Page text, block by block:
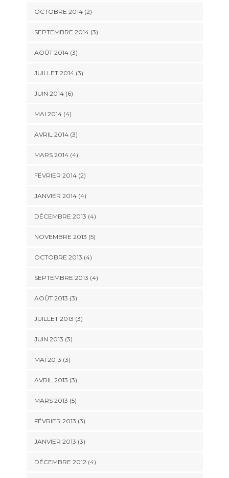
OCTOBRE 2014(2)
SEPTEMBRE 2014(3)
AOÛT 2014(3)
JUILLET 2014(3)
JUIN 2014(6)
MAI 2014(4)
AVRIL 2014(3)
MARS 2014(4)
FÉVRIER 2014(2)
JANVIER 2014(4)
DÉCEMBRE 2013 (4)
NOVEMBRE 2013 (5)
OCTOBRE 2013 (4)
SEPTEMBRE 2013 (4)
AOÛT 2013 (3)
JUILLET 2013 (3)
JUIN 2013 (3)
MAI 2013 (3)
AVRIL 2013 (3)
MARS 2013 (5)
FÉVRIER 2013 (3)
JANVIER 2013 (3)
DÉCEMBRE 2012(4)